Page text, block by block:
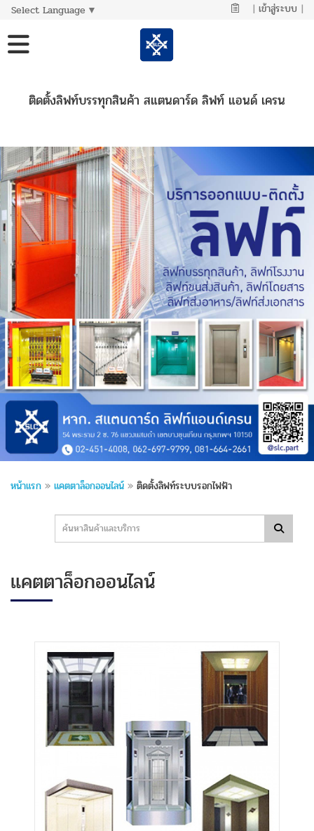
Select Language ▼ | เข้าสู่ระบบ |
ติดตั้งลิฟท์บรรทุกสินค้า สแตนดาร์ด ลิฟท์ แอนด์ เครน
หน้าแรก » แคตตาล็อกออนไลน์ » ติดตั้งลิฟท์ระบบรอกไฟฟ้า
แคตตาล็อกออนไลน์